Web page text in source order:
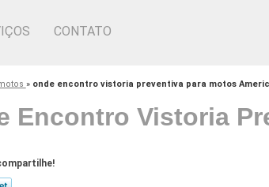
CONTATO
» onde encontro vistoria preventiva para motos
Encontro Vistoria